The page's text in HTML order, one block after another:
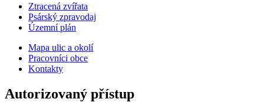
Ztracená zvířata
Psárský zpravodaj
Územní plán
Mapa ulic a okolí
Pracovníci obce
Kontakty
Autorizovaný přístup